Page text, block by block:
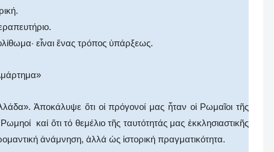
εἶναι ἕνας τρόπος ὑπάρξεως.
Ἀποκάλυψε ὅτι οἱ πρόγονοί μας ἦταν οἱ Ρωμαῖοι τῆς
καί ὅτι τό θεμέλιο τῆς ταυτότητάς μας ἐκκλησιαστικῆς
ἀνάμνηση, ἀλλά ὡς ἱστορική πραγματικότητα.